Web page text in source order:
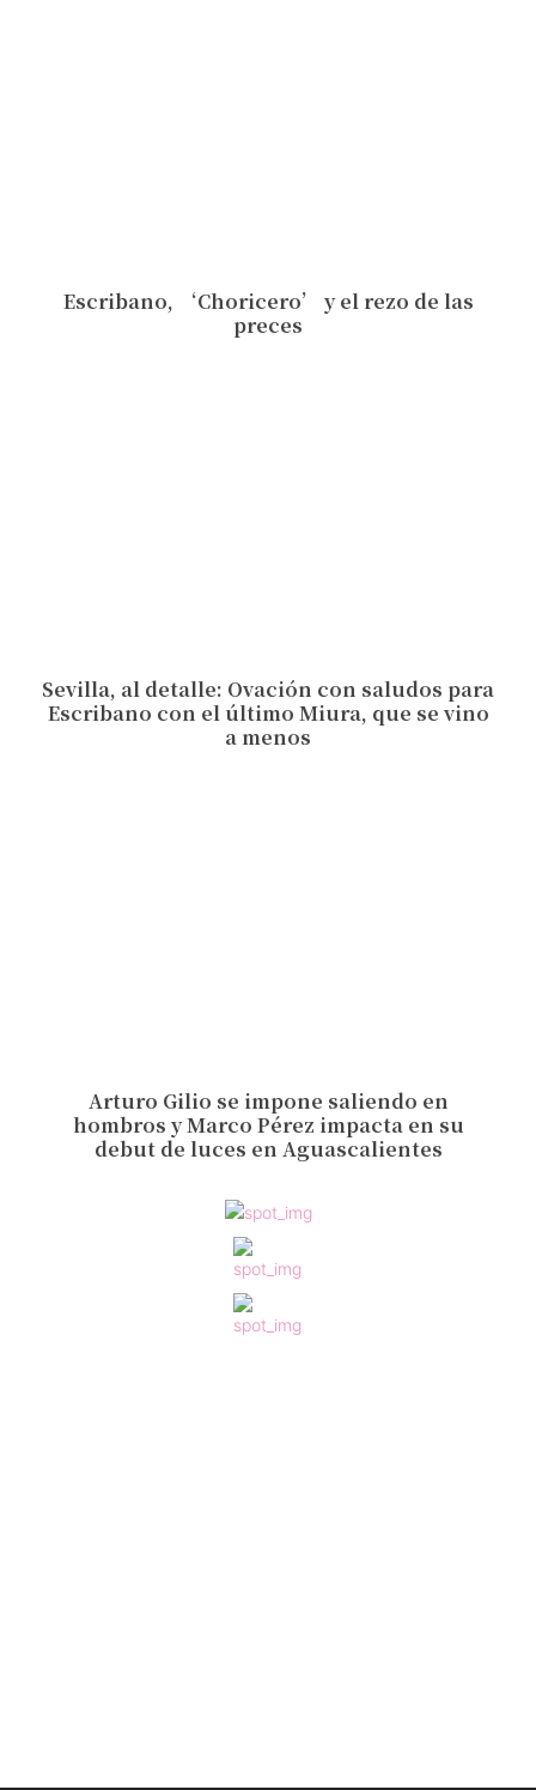
Escribano, ‘Choricero’ y el rezo de las
preces
Sevilla, al detalle: Ovación con saludos para
Escribano con el último Miura, que se vino
a menos
Arturo Gilio se impone saliendo en
hombros y Marco Pérez impacta en su
debut de luces en Aguascalientes